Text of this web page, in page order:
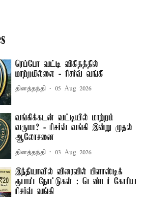
ரெப்போ வட்டி விகிதத்தில்
மாற்றமில்லை - ரிசர்வ் வங்கி
தினத்தந்தி 05 Aug 2026
வங்கிக்கடன் வட்டியில் மாற்றம்
வருமா? - ரிசர்வ் வங்கி இன்று முதல்
ஆலோசனை
தினத்தந்தி 03 Aug 2026
இந்தியாவில் விரைவில் பிளாஸ்டிக்
ரூபாய் நோட்டுகள் : டெண்டர் கோரிய
ரிசர்வ் வங்கி